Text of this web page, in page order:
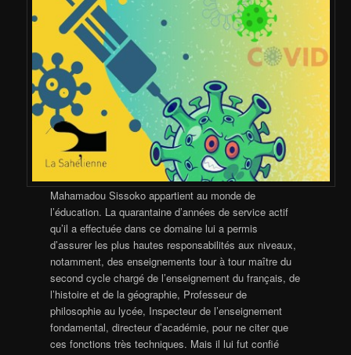
Mahamadou Sissoko appartient au monde de
l’éducation. La quarantaine d’années de service actif
qu’il a effectuée dans ce domaine lui a permis
d’assurer les plus hautes responsabilités aux niveaux,
notamment, des enseignements tour à tour maître du
second cycle chargé de l’enseignement du français, de
l’histoire et de la géographie, Professeur de
philosophie au lycée, Inspecteur de l’enseignement
fondamental, directeur d’académie, pour ne citer que
ces fonctions très techniques. Mais il lui fut confié